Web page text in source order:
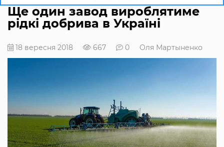
Ще один завод вироблятиме
рідкі добрива в Україні
18 вересня 2018 667 0 Оля Мартыненко